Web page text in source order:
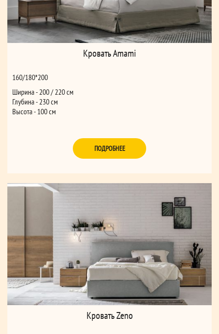
Кровать Amami
160/180*200
Ширина - 200 / 220 см
Глубина - 230 см
Высота - 100 см
ПОДРОБНЕЕ
Кровать Zeno